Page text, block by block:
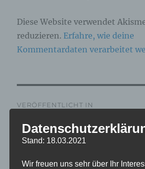
Diese Website verwendet
reduzieren. Erfahre, wie deine
Kommentardaten verarbeitet
VERÖFFENTLICHT IN
IMG_6605_mL
Stand: 18.03.2021
Wir freuen uns sehr über Ihr